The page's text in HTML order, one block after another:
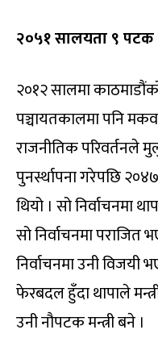
२०५१ सालयता ९ पटक
२०१२ सालमा
पञ्चायतकालमा पनि
राजनीतिक परिवर्तनले
पुनर्स्थापना गरेपछि
थियो । सो निर्वाचनमा
सो निर्वाचनमा पराजित
निर्वाचनमा उनी
फेरबदल हुँदा थापाले
उनी नौपटक मन्त्री बने ।